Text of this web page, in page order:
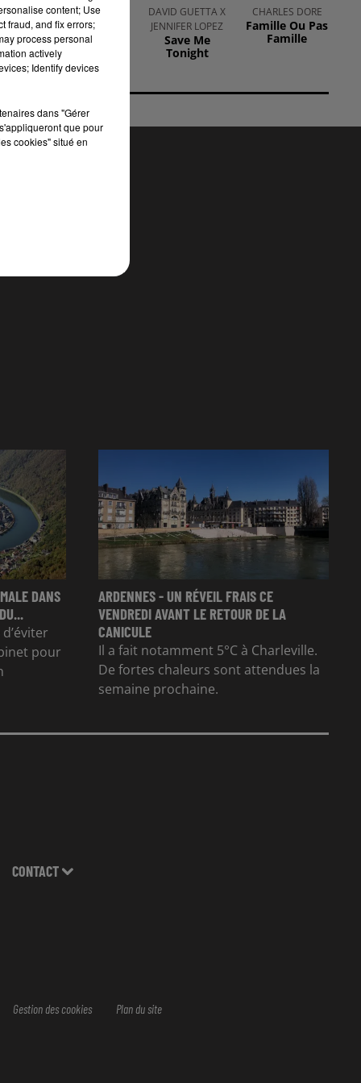
CHARLOTTE
CARDIN
The Way We
DAVID GUETTA X
JENNIFER LOPEZ
Save Me
Tonight
CHARLES DORE
Famille Ou Pas
Famille
DANS
pour
ARDENNES - UN RÉVEIL FRAIS CE
VENDREDI AVANT LE RETOUR DE LA
CANICULE
Il a fait notamment 5°C à Charleville.
De fortes chaleurs sont attendues la
semaine prochaine.
CONTACT
Gestion des cookies Plan du site
content; Use
fraud, and fix errors;
process personal
actively
Identify devices
dans "Gérer
que pour
cookies" situé en